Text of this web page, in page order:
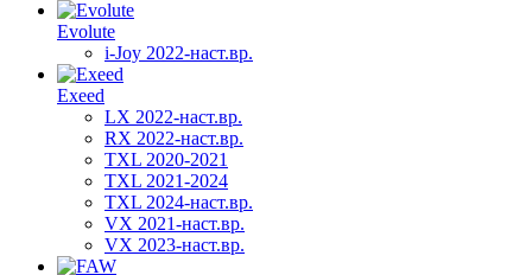
Evolute
i-Joy 2022-наст.вр.
Exeed
LX 2022-наст.вр.
RX 2022-наст.вр.
TXL 2020-2021
TXL 2021-2024
TXL 2024-наст.вр.
VX 2021-наст.вр.
VX 2023-наст.вр.